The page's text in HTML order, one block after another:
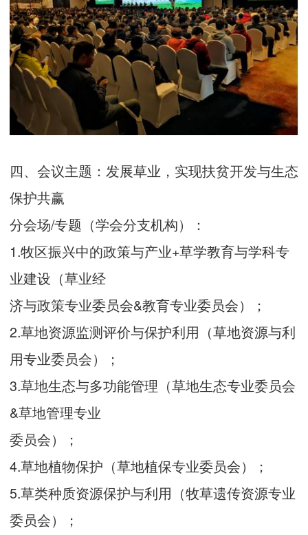
四、会议主题：发展草业，实现扶贫开发与生态
保护共赢
分会场/专题（学会分支机构）：
1.牧区振兴中的政策与产业+草学教育与学科专
业建设（草业经
济与政策专业委员会&教育专业委员会）；
2.草地资源监测评价与保护利用（草地资源与利
用专业委员会）；
3.草地生态与多功能管理（草地生态专业委员会
&草地管理专业
委员会）；
4.草地植物保护（草地植保专业委员会）；
5.草类种质资源保护与利用（牧草遗传资源专业
委员会）；